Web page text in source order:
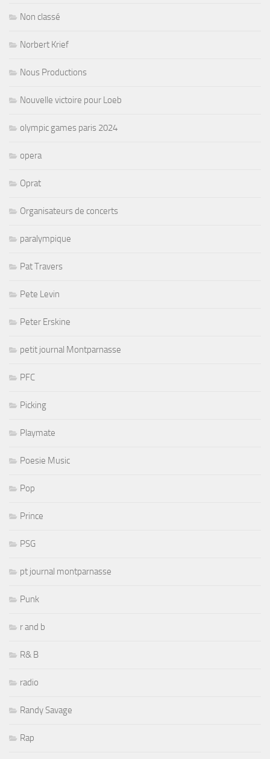
Non classé
Norbert Krief
Nous Productions
Nouvelle victoire pour Loeb
olympic games paris 2024
opera
Oprat
Organisateurs de concerts
paralympique
Pat Travers
Pete Levin
Peter Erskine
petit journal Montparnasse
PFC
Picking
Playmate
Poesie Music
Pop
Prince
PSG
pt journal montparnasse
Punk
r and b
R& B
radio
Randy Savage
Rap